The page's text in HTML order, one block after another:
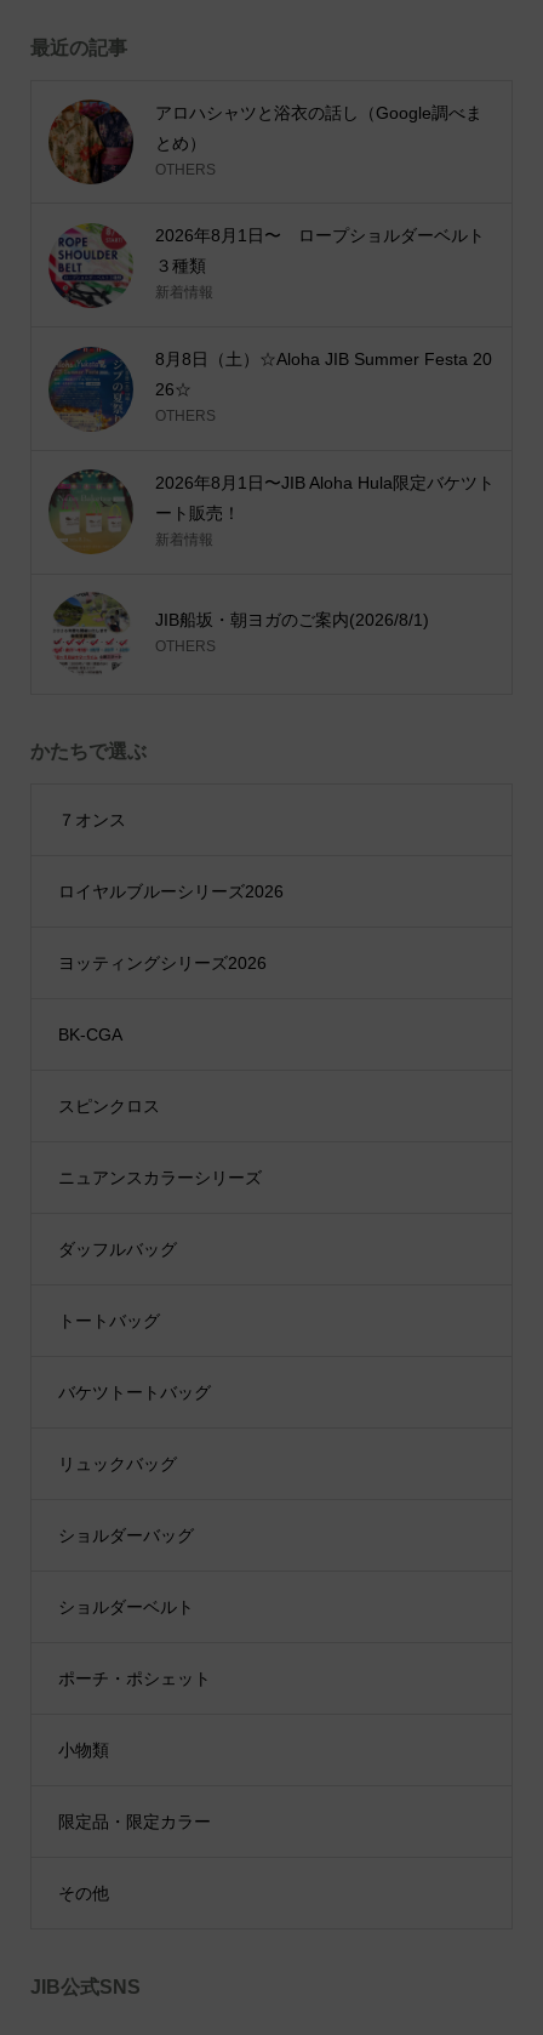
最近の記事
アロハシャツと浴衣の話し（Google調べま
とめ）
OTHERS
2026年8月1日〜 ロープショルダーベルト
３種類
新着情報
8月8日（土）☆Aloha JIB Summer Festa 20
26☆
OTHERS
2026年8月1日〜JIB Aloha Hula限定バケツト
ート販売！
新着情報
JIB船坂・朝ヨガのご案内(2026/8/1)
OTHERS
かたちで選ぶ
７オンス
ロイヤルブルーシリーズ2026
ヨッティングシリーズ2026
BK-CGA
スピンクロス
ニュアンスカラーシリーズ
ダッフルバッグ
トートバッグ
バケツトートバッグ
リュックバッグ
ショルダーバッグ
ショルダーベルト
ポーチ・ポシェット
小物類
限定品・限定カラー
その他
JIB公式SNS